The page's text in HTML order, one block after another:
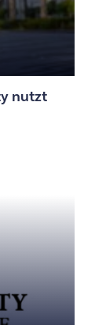
nutzt